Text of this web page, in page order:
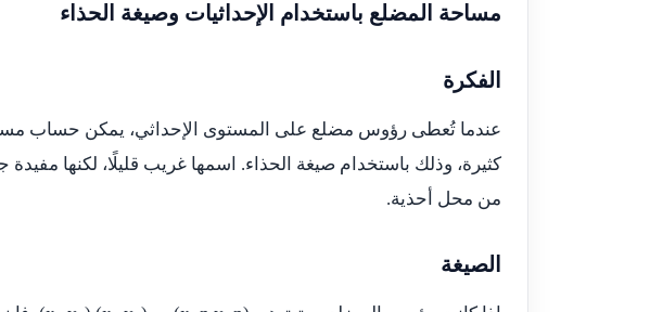
مساحة المضلع باستخدام الإحداثيات وصيغة الحذاء
الفكرة
عندما تُعطى رؤوس مضلع على المستوى الإحداثي، يمكن حساب
كثيرة، وذلك باستخدام صيغة الحذاء. اسمها غريب قليلًا، لكنها مفيدة
من محل أحذية.
الصيغة